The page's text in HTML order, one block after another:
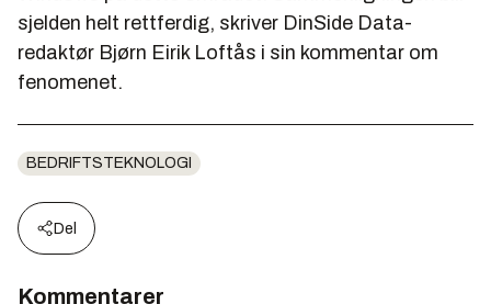
sjelden helt rettferdig, skriver DinSide Data-
redaktør Bjørn Eirik Loftås i sin kommentar om
fenomenet.
BEDRIFTSTEKNOLOGI
Del
Kommentarer